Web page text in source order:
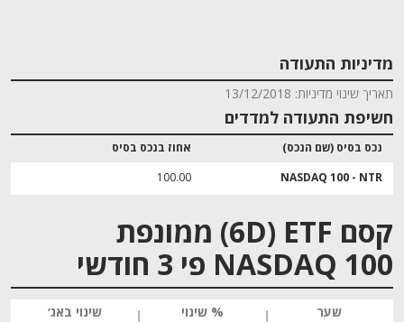
קסם 6D) ETF) ממונפת
NASDAQ 100 פי 3 חודשי
שער % שינוי שינוי באג׳
מדיניות התעודה
תאריך שינוי מדיניות: 13/12/2018
חשיפת התעודה למדדים
נכס בסיס (שם הנכס) אחוז בנכס בסיס
NASDAQ 100 - NTR
100.00